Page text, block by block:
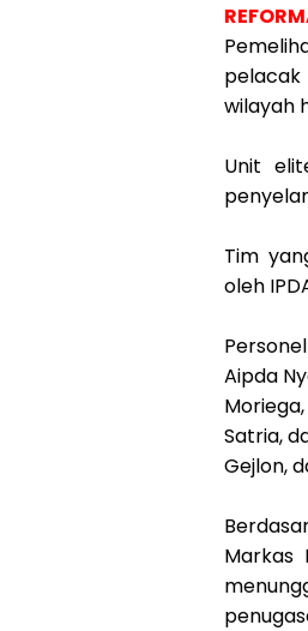
wilayah
Unit
Tim
oleh
Aipda
Satria,
Gejlon,
Markas